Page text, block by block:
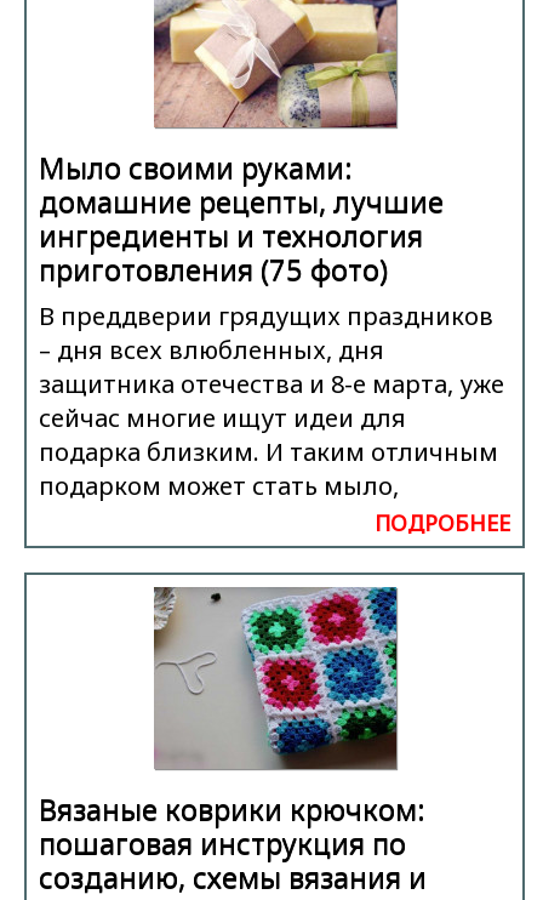
Мыло своими руками:
домашние рецепты, лучшие
ингредиенты и технология
приготовления (75 фото)
В преддверии грядущих праздников
– дня всех влюбленных, дня
защитника отечества и 8-е марта, уже
сейчас многие ищут идеи для
подарка близким. И таким отличным
подарком может стать мыло,
ПОДРОБНЕЕ
Вязаные коврики крючком:
пошаговая инструкция по
созданию, схемы вязания и